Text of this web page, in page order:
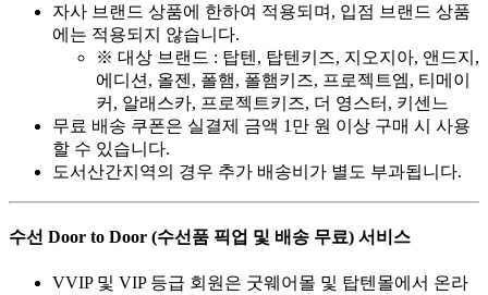
자사 브랜드 상품에 한하여 적용되며, 입점 브랜드 상품
에는 적용되지 않습니다.
※ 대상 브랜드 : 탑텐, 탑텐키즈, 지오지아, 앤드지,
에디션, 올젠, 폴햄, 폴햄키즈, 프로젝트엠, 티메이
커, 알래스카, 프로젝트키즈, 더 영스터, 키센느
무료 배송 쿠폰은 실결제 금액 1만 원 이상 구매 시 사용
할 수 있습니다.
도서산간지역의 경우 추가 배송비가 별도 부과됩니다.
수선 Door to Door (수선품 픽업 및 배송 무료) 서비스
VVIP 및 VIP 등급 회원은 굿웨어몰 및 탑텐몰에서 온라